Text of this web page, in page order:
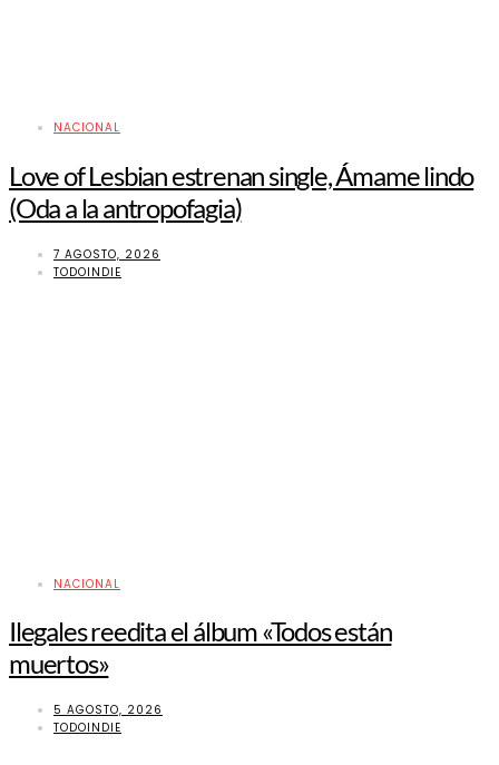
NACIONAL
Love of Lesbian estrenan single, Ámame lindo
(Oda a la antropofagia)
7 AGOSTO, 2026
TODOINDIE
NACIONAL
Ilegales reedita el álbum «Todos están
muertos»
5 AGOSTO, 2026
TODOINDIE